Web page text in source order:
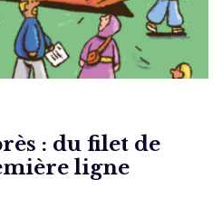
: du filet de
ligne